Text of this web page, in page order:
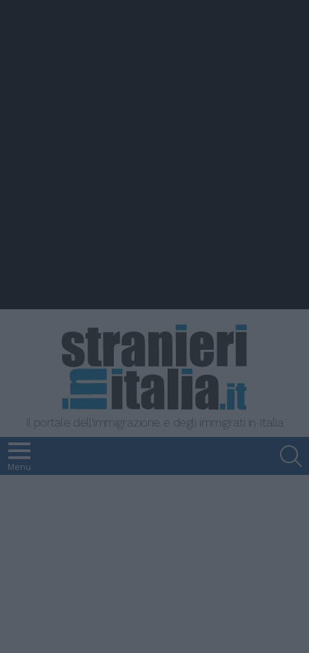
Il portale dell'immigrazione e degli immigrati in Italia
Menu